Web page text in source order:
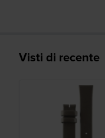
Visti di recente